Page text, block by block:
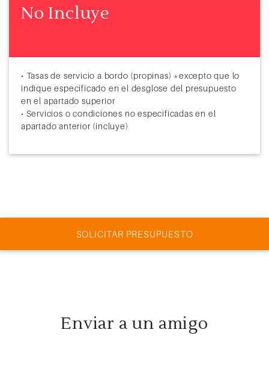
No Incluye
• Tasas de servicio a bordo (propinas) *excepto que lo
indique especificado en el desglose del presupuesto
en el apartado superior
• Servicios o condiciones no especificadas en el
apartado anterior (incluye)
SOLICITAR PRESUPUESTO
Enviar a un amigo